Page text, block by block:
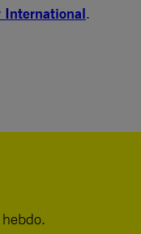
International.